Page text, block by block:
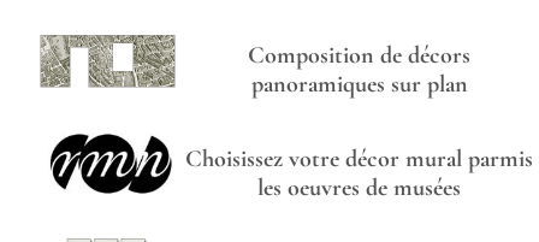
Composition de décors
panoramiques sur plan
Choisissez votre décor mural parmis
les oeuvres de musées